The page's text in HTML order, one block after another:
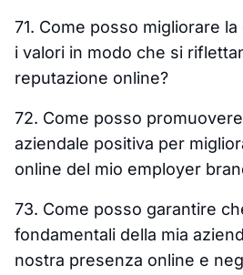
71. Come posso migliorare
i valori in modo che si
reputazione online?
72. Come posso
aziendale positiva per
online del mio employer
73. Come posso garantire
fondamentali della mia
nostra presenza online e